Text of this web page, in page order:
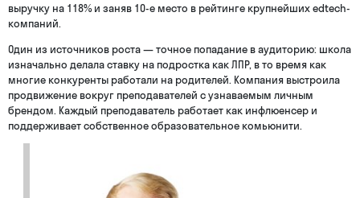
выручку на 118% и заняв 10-е место в рейтинге крупнейших edtech-
компаний.
Один из источников роста — точное попадание в аудиторию: школа
изначально делала ставку на подростка как ЛПР, в то время как
многие конкуренты работали на родителей. Компания выстроила
продвижение вокруг преподавателей с узнаваемым личным
брендом. Каждый преподаватель работает как инфлюенсер и
поддерживает собственное образовательное комьюнити.